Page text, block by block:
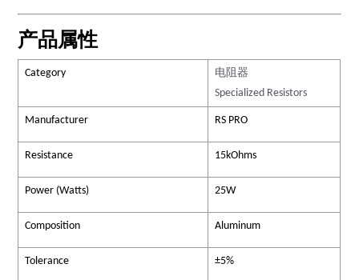
产品属性
Category
电阻器
Specialized Resistors
Manufacturer RS PRO
Resistance 15kOhms
Power (Watts) 25W
Composition Aluminum
Tolerance ±5%